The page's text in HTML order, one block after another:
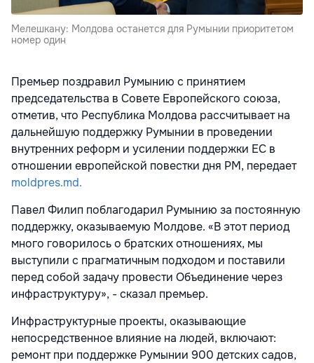
Мелешкану: Молдова останется для Румынии приоритетом
номер один
Премьер поздравил Румынию с принятием
председательства в Совете Европейского союза,
отметив, что Республика Молдова рассчитывает на
дальнейшую поддержку Румынии в проведении
внутренних реформ и усилении поддержки ЕС в
отношении европейской повестки дня РМ, передает
moldpres.md.
Павел Филип поблагодарил Румынию за постоянную
поддержку, оказываемую Молдове. «В этот период
много говорилось о братских отношениях, мы
выступили с прагматичным подходом и поставили
перед собой задачу провести Объединение через
инфраструктуру», - сказал премьер.
Инфраструктурные проекты, оказывающие
непосредственное влияние на людей, включают:
ремонт при поддержке Румынии 900 детских садов,